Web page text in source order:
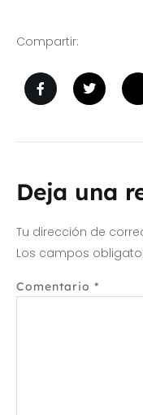
Compartir:
Deja una
Tu dirección de
Los campos
Comentario *